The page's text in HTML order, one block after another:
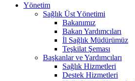
Yönetim
Sağlık Üst Yönetimi
Bakanımız
Bakan Yardımcıları
İl Sağlık Müdürümüz
Teşkilat Şeması
Başkanlar ve Yardımcıları
Sağlık Hizmetleri
Destek Hizmetleri